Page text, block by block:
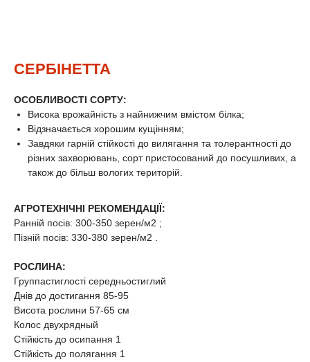
СЕРБІНЕТТА
ОСОБЛИВОСТІ СОРТУ:
Висока врожайність з найнижчим вмістом білка;
Відзначається хорошим кущінням;
Завдяки гарній стійкості до вилягання та толерантності до
різних захворювань, сорт пристосований до посушливих, а
також до більш вологих територій.
АГРОТЕХНІЧНІ РЕКОМЕНДАЦІЇ:
Ранній посів: 300-350 зерен/м2 ;
Пізній посів: 330-380 зерен/м2 .
РОСЛИНА:
Группастиглості середньостиглий
Днів до достигання 85-95
Висота рослини 57-65 см
Колос двухрядный
Стійкість до осипання 1
Стійкість до полягання 1